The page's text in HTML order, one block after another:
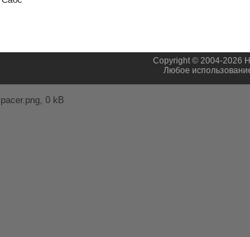
Copyright © 2004-2026
Любое